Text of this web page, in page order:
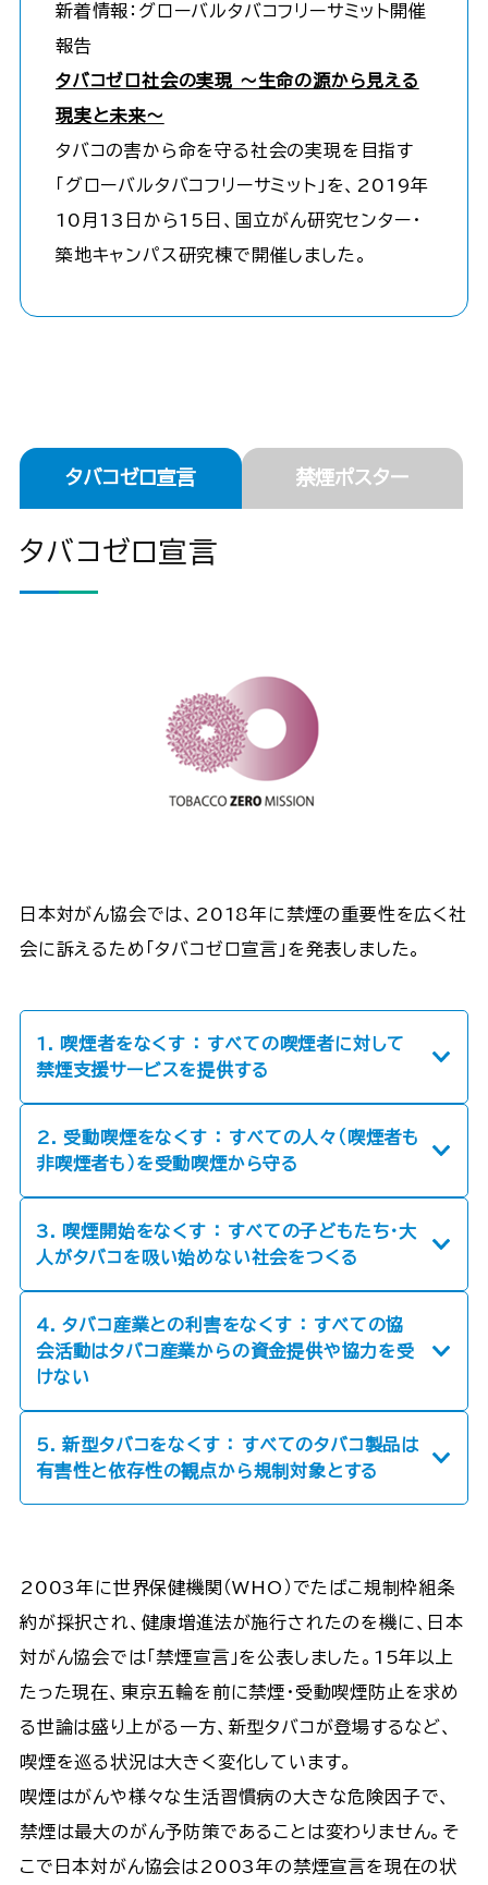
新着情報：グローバルタバコフリーサミット開催
報告
タバコゼロ社会の実現 ～生命の源から見える
現実と未来～
タバコの害から命を守る社会の実現を目指す
「グローバルタバコフリーサミット」を、2019年
10月13日から15日、国立がん研究センター・
築地キャンパス研究棟で開催しました。
タバコゼロ宣言 禁煙ポスター
タバコゼロ宣言
日本対がん協会では、2018年に禁煙の重要性を広く社
会に訴えるため「タバコゼロ宣言」を発表しました。
1. 喫煙者をなくす ： すべての喫煙者に対して
禁煙支援サービスを提供する
2. 受動喫煙をなくす ： すべての人々（喫煙者も
非喫煙者も）を受動喫煙から守る
3. 喫煙開始をなくす ： すべての子どもたち・大
人がタバコを吸い始めない社会をつくる
4. タバコ産業との利害をなくす ： すべての協
会活動はタバコ産業からの資金提供や協力を受
けない
5. 新型タバコをなくす ： すべてのタバコ製品は
有害性と依存性の観点から規制対象とする
2003年に世界保健機関（WHO）でたばこ規制枠組条
約が採択され、健康増進法が施行されたのを機に、日本
対がん協会では「禁煙宣言」を公表しました。15年以上
たった現在、東京五輪を前に禁煙・受動喫煙防止を求め
る世論は盛り上がる一方、新型タバコが登場するなど、
喫煙を巡る状況は大きく変化しています。
喫煙はがんや様々な生活習慣病の大きな危険因子で、
禁煙は最大のがん予防策であることは変わりません。そ
こで日本対がん協会は2003年の禁煙宣言を現在の状